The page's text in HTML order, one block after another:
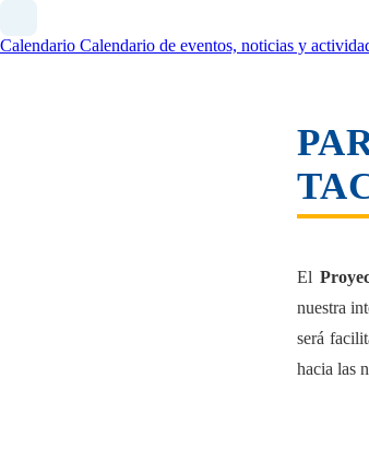
Calendario Calendario de eventos, noticias y
El
nuestra
será
hacia las